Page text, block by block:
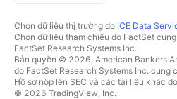
Chọn dữ liệu thị trường do ICE Data
Chọn dữ liệu tham chiếu do FactSet
FactSet Research Systems Inc.
Bản quyền © 2026, American Bankers
do FactSet Research Systems Inc. cung
Hồ sơ nộp lên SEC và các tài liệu khác do
© 2026 TradingView, Inc.